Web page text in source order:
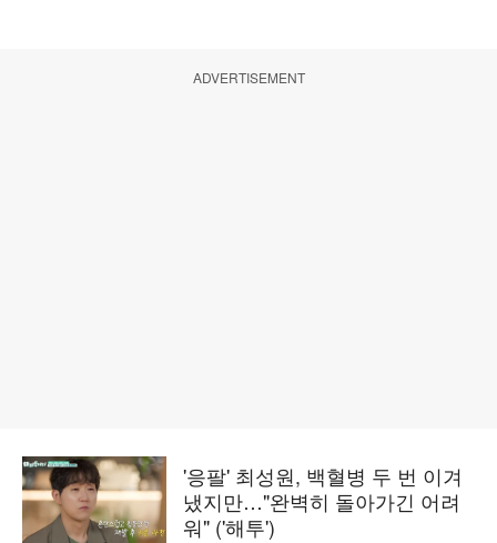
ADVERTISEMENT
'응팔' 최성원, 백혈병 두 번 이겨
냈지만…"완벽히 돌아가긴 어려
워" ('해투')